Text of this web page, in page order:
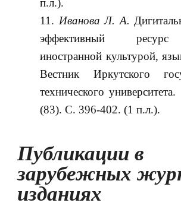
п.л.).
Иванова Л. А.
эффективный ресурс
иностранной культурой,
Вестник Иркутского
технического
(83). С. 396-402. (1 п.л.).
Публикации в
зарубежных
изданиях